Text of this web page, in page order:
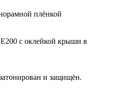
плёнкой
с оклейкой крыши в
и защищён.